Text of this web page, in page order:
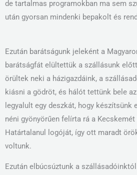
de tartalmas programokban ma sem
után gyorsan mindenki bepakolt és
Ezután barátságunk jeleként a
barátságfát elültettük a szállásunk
örültek neki a házigazdáink, a
kiásni a gödröt, és hálót tettünk bele
legyalult egy deszkát, hogy készítsünk
néni gyönyörűen felírta rá a
Határtalanul logóját, így ott maradt
voltunk.
Ezután elbúcsúztunk a